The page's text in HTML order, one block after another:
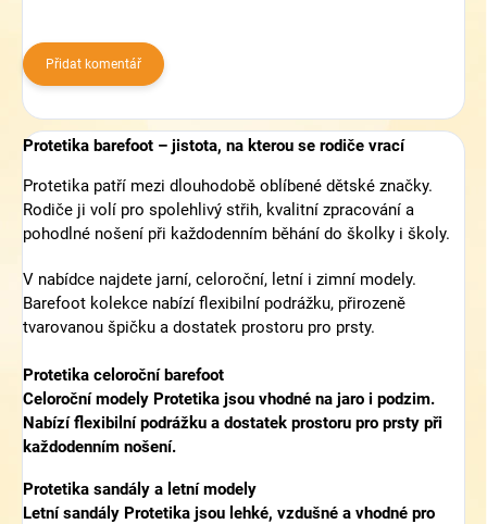
Přidat komentář
Protetika barefoot – jistota, na kterou se rodiče vrací
Protetika patří mezi dlouhodobě oblíbené dětské značky.
Rodiče ji volí pro spolehlivý střih, kvalitní zpracování a
pohodlné nošení při každodenním běhání do školky i školy.
V nabídce najdete jarní, celoroční, letní i zimní modely.
Barefoot kolekce nabízí flexibilní podrážku, přirozeně
tvarovanou špičku a dostatek prostoru pro prsty.
Protetika celoroční barefoot
Celoroční modely Protetika jsou vhodné na jaro i podzim.
Nabízí flexibilní podrážku a dostatek prostoru pro prsty při
každodenním nošení.
Protetika sandály a letní modely
Letní sandály Protetika jsou lehké, vzdušné a vhodné pro